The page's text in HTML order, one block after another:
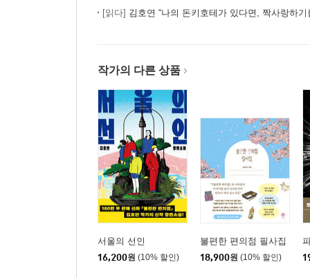
[읽다] 김호연 “나의 돈키호테가 있다면, 짝사랑하기
작가의 다른 상품
서울의 선인
16,200원 (10% 할인)
불편한 편의점 필사집
18,900원 (10% 할인)